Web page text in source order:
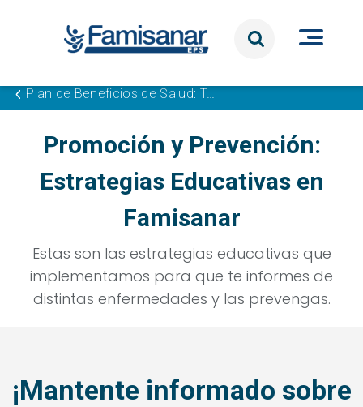
Plan de Beneficios de Salud: Tu Bienestar con Famisanar
Promoción y Prevención:
Estrategias Educativas en
Famisanar
Estas son las estrategias educativas que
implementamos para que te informes de
distintas enfermedades y las prevengas.
¡Mantente informado sobre